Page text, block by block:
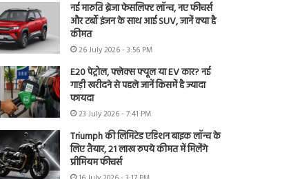
नई मारुति ब्रेजा फेसलिफ्ट लॉन्च, नए फीचर्स
और टर्बो इंजन के साथ आई SUV, जानें क्या है
कीमत
26 July 2026 - 3:56 PM
E20 पेट्रोल, फ्लेक्स फ्यूल या EV कार? नई
गाड़ी खरीदने से पहले जानें किसमें है ज्यादा
फायदा
23 July 2026 - 7:41 PM
Triumph की लिमिटेड एडिशन बाइक लॉन्च के
लिए तैयार, 21 लाख रुपये कीमत में मिलेंगे
प्रीमियम फीचर्स